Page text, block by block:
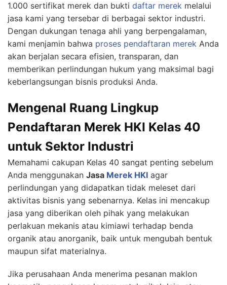
1.000 sertifikat merek dan bukti daftar merek melalui
jasa kami yang tersebar di berbagai sektor industri.
Dengan dukungan tenaga ahli yang berpengalaman,
kami menjamin bahwa proses pendaftaran merek Anda
akan berjalan secara efisien, transparan, dan
memberikan perlindungan hukum yang maksimal bagi
keberlangsungan bisnis produksi Anda.
Mengenal Ruang Lingkup
Pendaftaran Merek HKI Kelas 40
untuk Sektor Industri
Memahami cakupan Kelas 40 sangat penting sebelum
Anda menggunakan Jasa Merek HKI agar
perlindungan yang didapatkan tidak meleset dari
aktivitas bisnis yang sebenarnya. Kelas ini mencakup
jasa yang diberikan oleh pihak yang melakukan
perlakuan mekanis atau kimiawi terhadap benda
organik atau anorganik, baik untuk mengubah bentuk
maupun sifat materialnya.
Jika perusahaan Anda menerima pesanan maklon